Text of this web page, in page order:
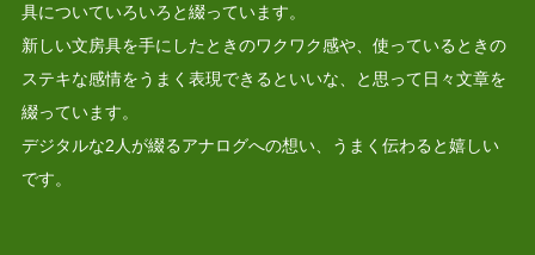
具についていろいろと綴っています。
新しい文房具を手にしたときのワクワク感や、使っているときの
ステキな感情をうまく表現できるといいな、と思って日々文章を
綴っています。
デジタルな2人が綴るアナログへの想い、うまく伝わると嬉しい
です。